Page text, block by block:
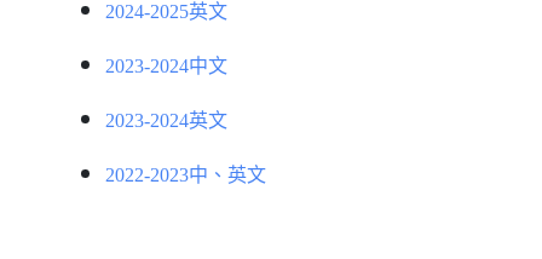
2024-2025英文
2023-2024中文
2023-2024英文
2022-2023中、英文